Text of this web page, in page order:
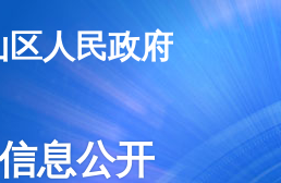
区人民政府
息公开